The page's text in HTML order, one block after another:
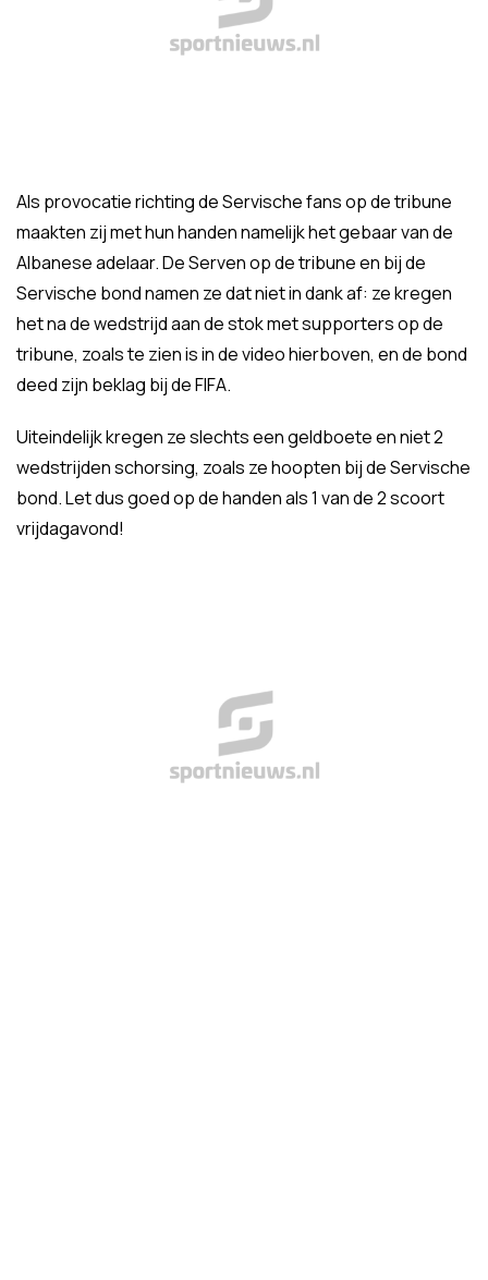
Als provocatie richting de Servische fans op de tribune
maakten zij met hun handen namelijk het gebaar van de
Albanese adelaar. De Serven op de tribune en bij de
Servische bond namen ze dat niet in dank af: ze kregen
het na de wedstrijd aan de stok met supporters op de
tribune, zoals te zien is in de video hierboven, en de bond
deed zijn beklag bij de FIFA.
Uiteindelijk kregen ze slechts een geldboete en niet 2
wedstrijden schorsing, zoals ze hoopten bij de Servische
bond. Let dus goed op de handen als 1 van de 2 scoort
vrijdagavond!